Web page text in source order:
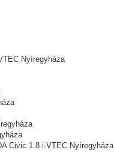
Nyíregyháza
Civic 1.8 i-VTEC Nyíregyháza